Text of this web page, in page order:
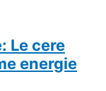
Le cere
energie